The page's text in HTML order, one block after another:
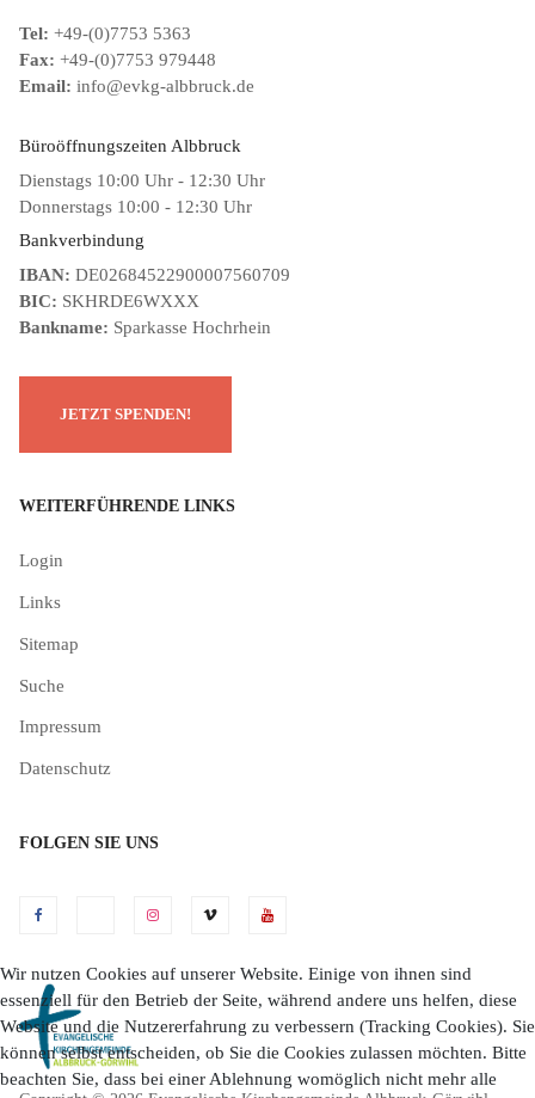
Tel: +49-(0)7753 5363
Fax: +49-(0)7753 979448
Email: info@evkg-albbruck.de
Büroöffnungszeiten Albbruck
Dienstags 10:00 Uhr - 12:30 Uhr
Donnerstags 10:00 - 12:30 Uhr
Bankverbindung
IBAN: DE02684522900007560709
BIC: SKHRDE6WXXX
Bankname: Sparkasse Hochrhein
WEITERFÜHRENDE LINKS
Login
Links
Sitemap
Suche
Impressum
Datenschutz
FOLGEN SIE UNS
Wir nutzen Cookies auf unserer Website. Einige von ihnen sind
essenziell für den Betrieb der Seite, während andere uns helfen, diese
Website und die Nutzererfahrung zu verbessern (Tracking Cookies). Sie
können selbst entscheiden, ob Sie die Cookies zulassen möchten. Bitte
beachten Sie, dass bei einer Ablehnung womöglich nicht mehr alle